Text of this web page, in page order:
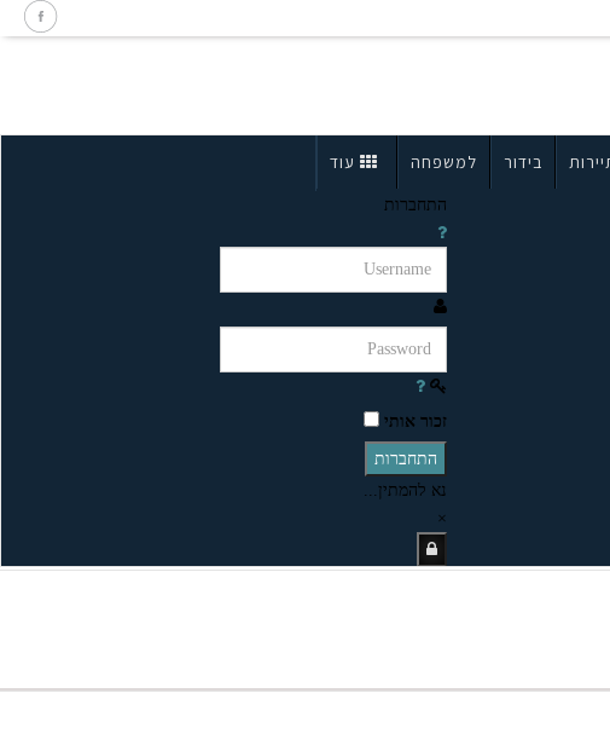
בידור למשפחה עוד
התחברות
זכור אותי
התחברות
נא להמתין...
×